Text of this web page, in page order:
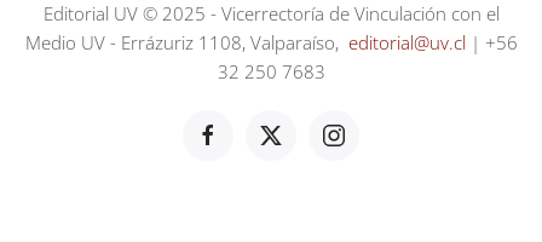
Editorial UV © 2025 - Vicerrectoría de Vinculación con el
Medio UV - Errázuriz 1108, Valparaíso, editorial@uv.cl | +56
32 250 7683